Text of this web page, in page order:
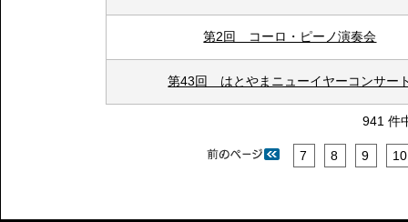
第2回 コーロ・ピーノ演奏会
第43回 はとやまニューイヤーコンサー
941 件
7 8 9 10